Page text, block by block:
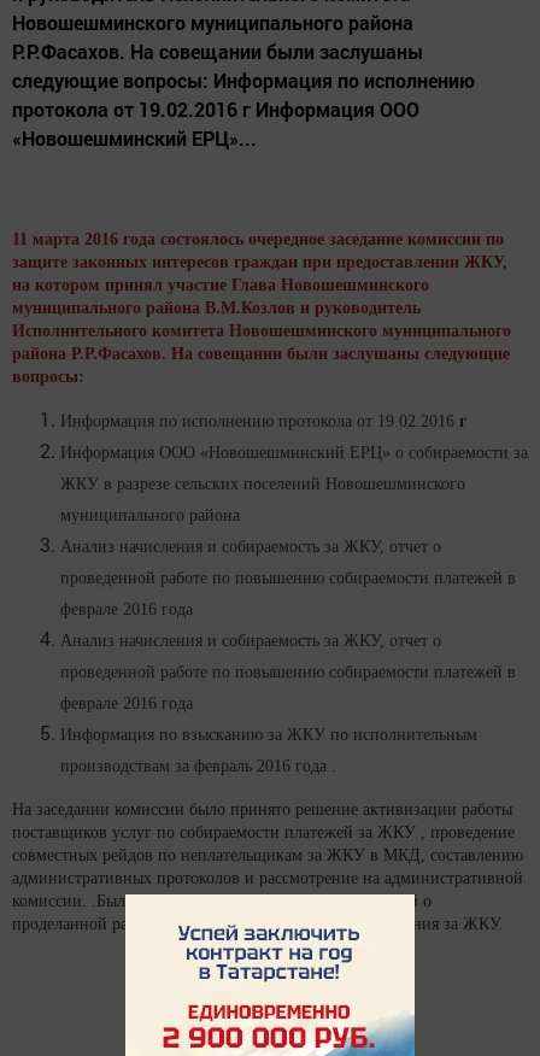
Новошешминского муниципального района
Р.Р.Фасахов. На совещании были заслушаны
следующие вопросы: Информация по исполнению
протокола от 19.02.2016 г Информация ООО
«Новошешминский ЕРЦ»...
11 марта 2016 года состоялось очередное заседание комиссии по
защите законных интересов граждан при предоставлении ЖКУ,
на котором принял участие Глава Новошешминского
муниципального района В.М.Козлов и руководитель
Исполнительного комитета Новошешминского муниципального
района Р.Р.Фасахов. На совещании были заслушаны следующие
вопросы:
Информация по исполнению протокола от 19.02.2016 г
Информация ООО «Новошешминский ЕРЦ» о собираемости за
ЖКУ в разрезе сельских поселений Новошешминского
муниципального района
Анализ начисления и собираемость за ЖКУ, отчет о
проведенной работе по повышению собираемости платежей в
феврале 2016 года
Анализ начисления и собираемость за ЖКУ, отчет о
проведенной работе по повышению собираемости платежей в
феврале 2016 года
Информация по взысканию за ЖКУ по исполнительным
производствам за февраль 2016 года .
На заседании комиссии было принято решение активизации работы
поставщиков услуг по собираемости платежей за ЖКУ , проведение
совместных рейдов по неплательщикам за ЖКУ в МКД, составлению
административных протоколов и рассмотрение на административной
комиссии. .Были заслушаны Главы сельских поселений о
проделанной работе по собираемости платежей населения за ЖКУ.